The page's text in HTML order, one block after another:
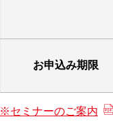
お申込み期限
※セミナーのご案内